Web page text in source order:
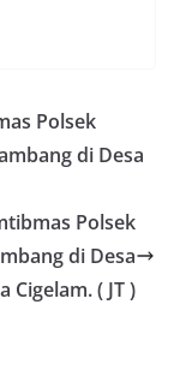
Polsek
di Desa
Polsek
di Desa
Cigelam. ( JT )